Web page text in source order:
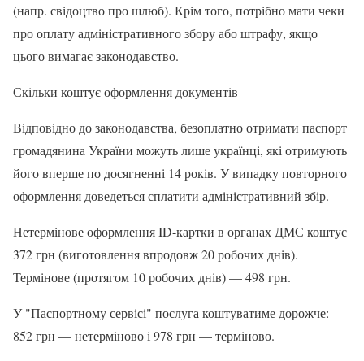
(напр. свідоцтво про шлюб). Крім того, потрібно мати чеки
про оплату адміністративного збору або штрафу, якщо
цього вимагає законодавство.
Скільки коштує оформлення документів
Відповідно до законодавства, безоплатно отримати паспорт
громадянина України можуть лише українці, які отримують
його вперше по досягненні 14 років. У випадку повторного
оформлення доведеться сплатити адміністративний збір.
Нетермінове оформлення ID-картки в органах ДМС коштує
372 грн (виготовлення впродовж 20 робочих днів).
Термінове (протягом 10 робочих днів) — 498 грн.
У "Паспортному сервісі" послуга коштуватиме дорожче:
852 грн — нетерміново і 978 грн — терміново.